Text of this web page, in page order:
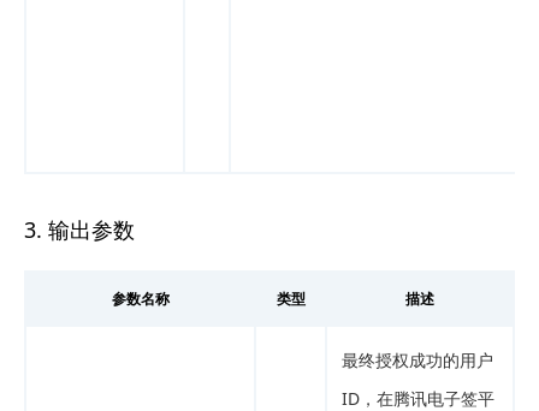
3. 输出参数
参数名称 类型 描述
最终授权成功的用户
ID，在腾讯电子签平